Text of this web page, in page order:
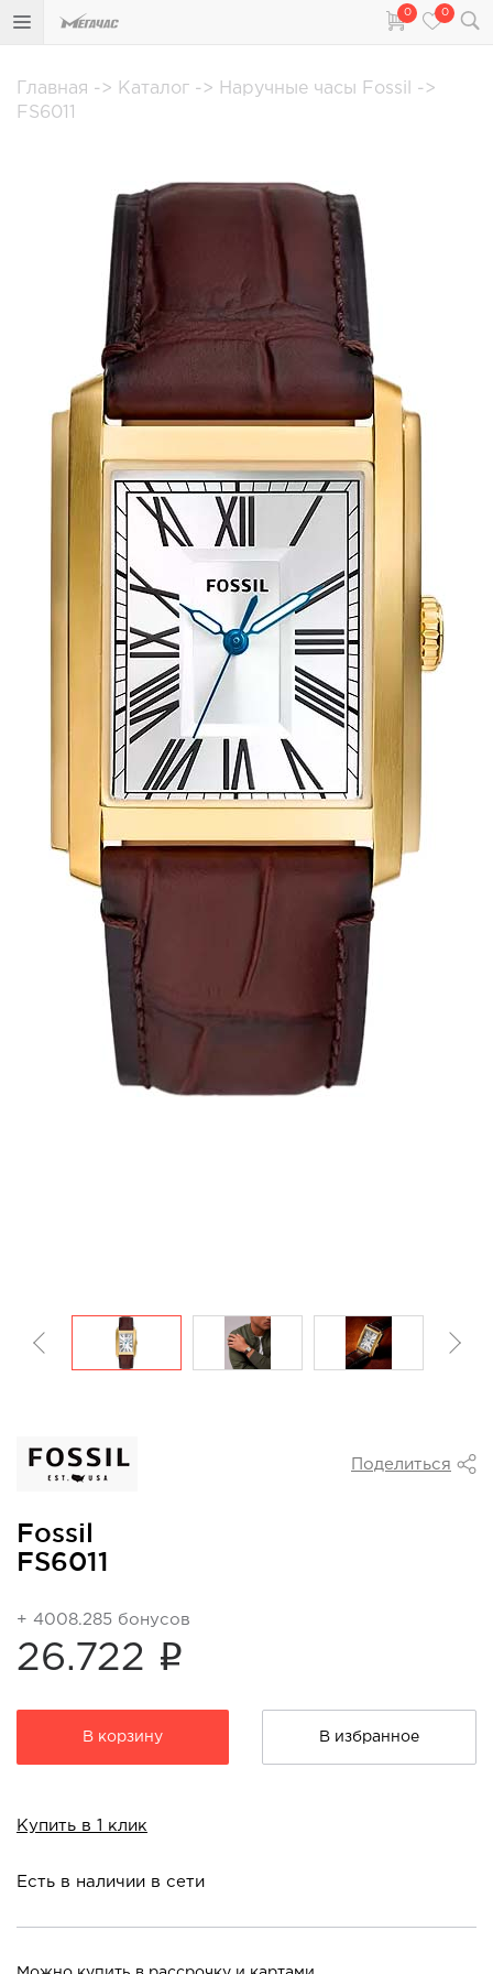
0 0
Главная -> Каталог -> Наручные часы Fossil ->
FS6011
Поделиться
Fossil
FS6011
+ 4008.285 бонусов
26.722 i
В корзину В избранное
Купить в 1 клик
Есть в наличии в сети